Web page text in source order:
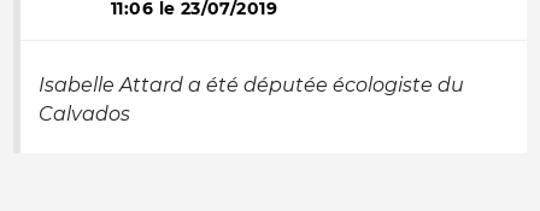
11:06 le 23/07/2019
Isabelle Attard a été députée écologiste du
Calvados